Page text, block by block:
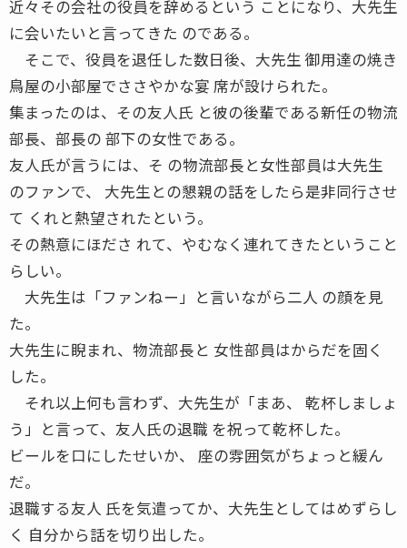
近々その会社の役員を辞めるという ことになり、大先生
に会いたいと言ってきた のである。
そこで、役員を退任した数日後、大先生 御用達の焼き
鳥屋の小部屋でささやかな宴 席が設けられた。
集まったのは、その友人氏 と彼の後輩である新任の物流
部長、部長の 部下の女性である。
友人氏が言うには、そ の物流部長と女性部員は大先生
のファンで、 大先生との懇親の話をしたら是非同行させ
て くれと熱望されたという。
その熱意にほださ れて、やむなく連れてきたということ
らしい。
大先生は「ファンねー」と言いながら二人 の顔を見
た。
大先生に睨まれ、物流部長と 女性部員はからだを固く
した。
それ以上何も言わず、大先生が「まあ、 乾杯しましょ
う」と言って、友人氏の退職 を祝って乾杯した。
ビールを口にしたせいか、 座の雰囲気がちょっと緩ん
だ。
退職する友人 氏を気遣ってか、大先生としてはめずらし
く 自分から話を切り出した。